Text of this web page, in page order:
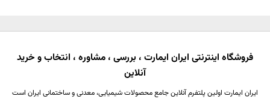
فروشگاه اینترنتی ایران ایمارت ، بررسی ، مشاوره ، انتخاب و خرید
آنلاین
ایران ایمارت اولین پلتفرم آنلاین جامع محصولات شیمیایی، معدنی و ساختمانی ایران است